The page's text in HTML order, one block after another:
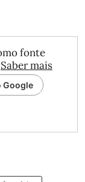
fonte
Saber mais
Google